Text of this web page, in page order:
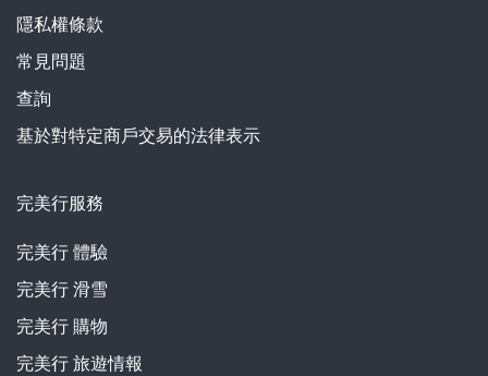
隱私權條款
常見問題
查詢
基於對特定商戶交易的法律表示
完美行服務
完美行體驗
完美行滑雪
完美行購物
完美行旅遊情報